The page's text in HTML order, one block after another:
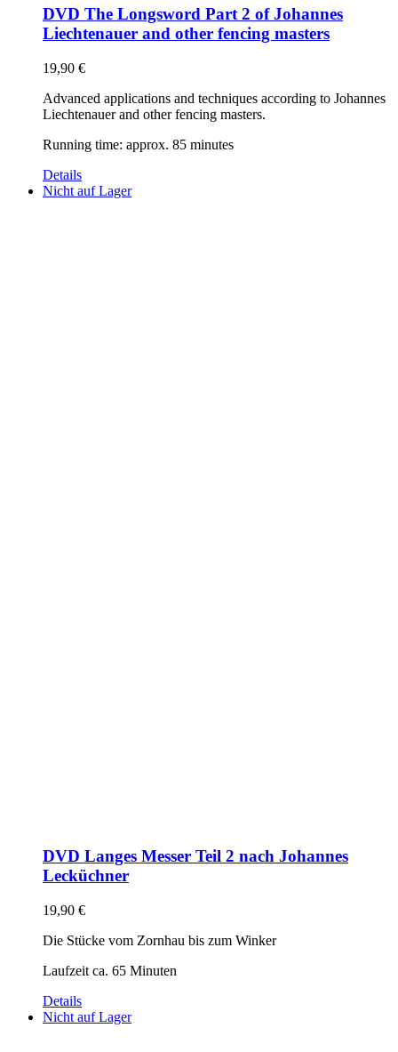
DVD The Longsword Part 2 of Johannes
Liechtenauer and other fencing masters
19,90 €
Advanced applications and techniques according to Johannes
Liechtenauer and other fencing masters.
Running time: approx. 85 minutes
Details
Nicht auf Lager
DVD Langes Messer Teil 2 nach Johannes
Lecküchner
19,90 €
Die Stücke vom Zornhau bis zum Winker
Laufzeit ca. 65 Minuten
Details
Nicht auf Lager